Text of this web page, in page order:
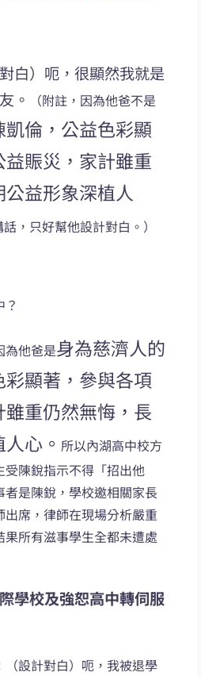
白）呃，很顯然我就是
。
（附註，因為他爸不是
倫，公益色彩顯
賑災，家計雖重
益形象深植人
，只好幫他設計對白。）
為他爸是身為慈濟人的
顯著，參與各項
重仍然無悔，長
心。 所以內湖高中校方
陳銳指示不得「招出他
是陳銳，學校邀相關家長
席，律師在現場分析嚴重
所有滋事學生全都未遭處
學校及強恕高中轉伺服
設計對白）呃，我被退學